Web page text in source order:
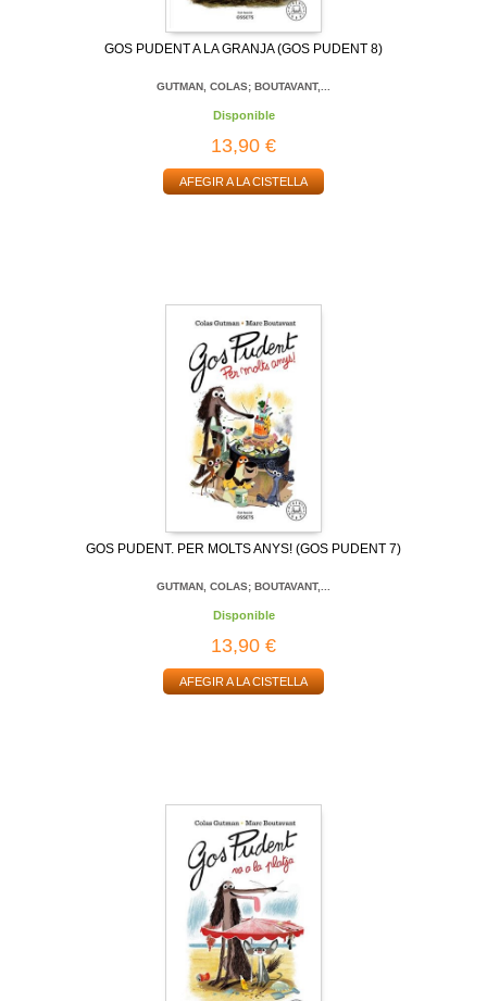
GOS PUDENT A LA GRANJA (GOS PUDENT 8)
GUTMAN, COLAS; BOUTAVANT,...
Disponible
13,90 €
AFEGIR A LA CISTELLA
GOS PUDENT. PER MOLTS ANYS! (GOS PUDENT 7)
GUTMAN, COLAS; BOUTAVANT,...
Disponible
13,90 €
AFEGIR A LA CISTELLA